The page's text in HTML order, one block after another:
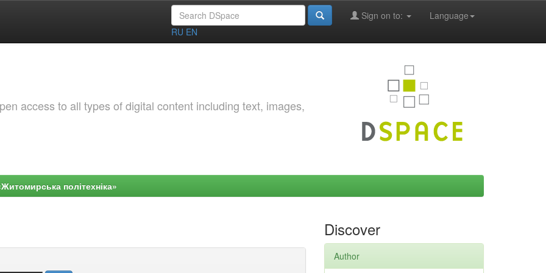
Language
Sign on to:
RU EN
access to all types of digital content including text, images,
політехніка»
Discover
Author